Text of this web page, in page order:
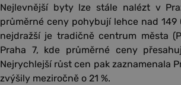
Nejlevnější byty lze stále nalézt v
průměrné ceny pohybují lehce nad 149
nejdražší je tradičně centrum města
Praha 7, kde průměrné ceny
Nejrychlejší růst cen pak zaznamenala
zvýšily meziročně o 21 %.